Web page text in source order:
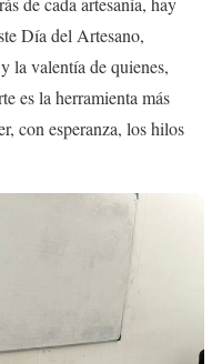
Día del Artesano,
la valentía de quienes,
es la herramienta más
con esperanza, los hilos